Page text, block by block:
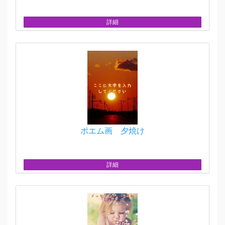
詳細
ポエム画 夕焼け
詳細